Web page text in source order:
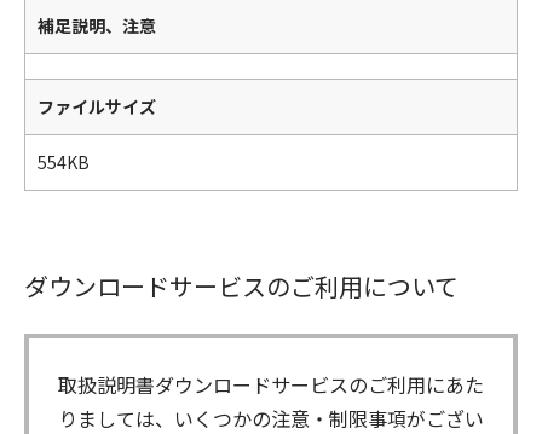
補足説明、注意
ファイルサイズ
554KB
ダウンロードサービスのご利用について
取扱説明書ダウンロードサービスのご利用にあた
りましては、いくつかの注意・制限事項がござい